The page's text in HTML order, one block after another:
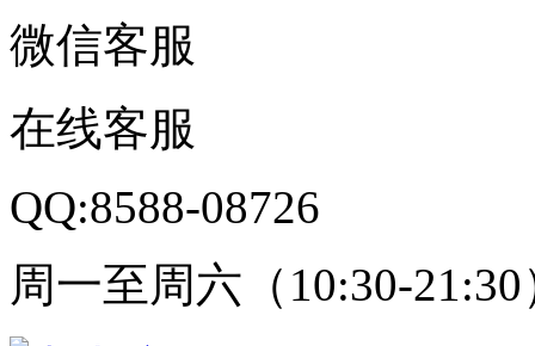
微信客服
在线客服
QQ:8588-08726
周一至周六（10:30-21:30